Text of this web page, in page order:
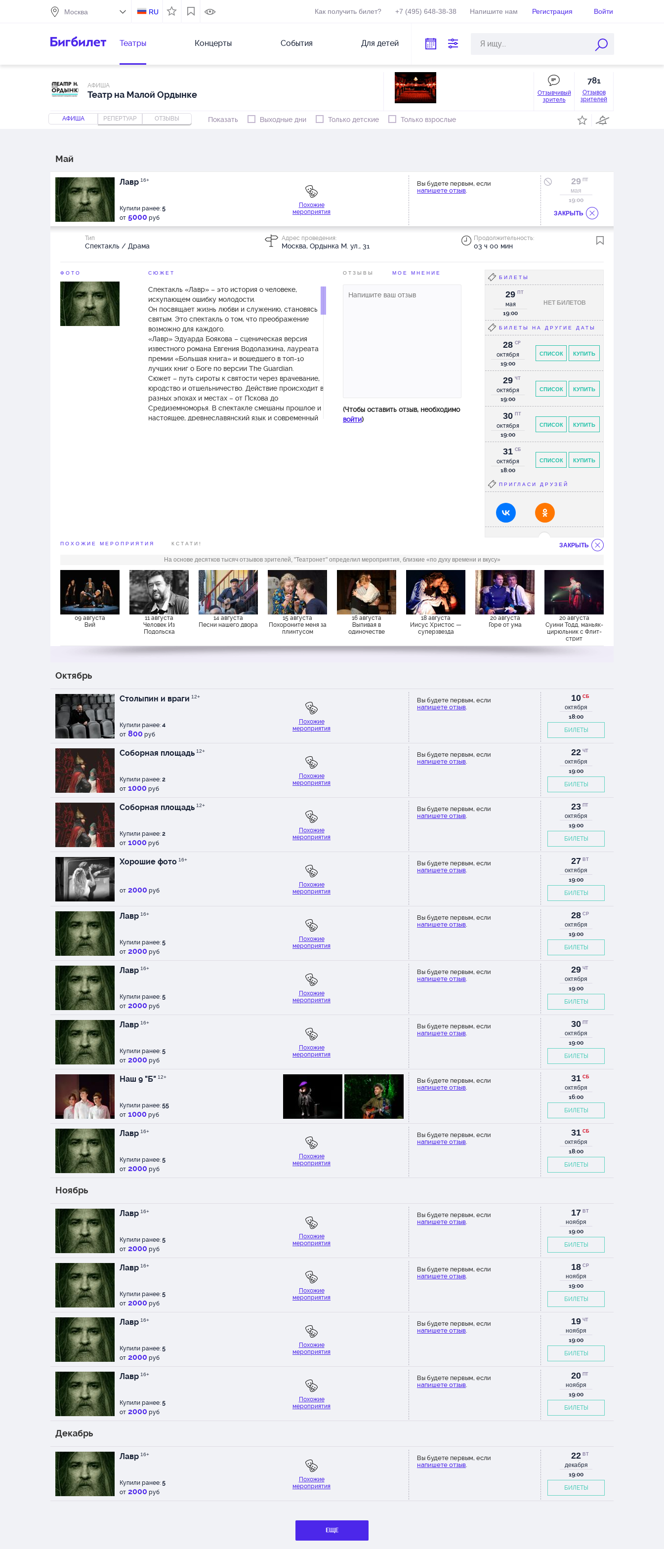
RU Как получить билет? +7 (495) 648-38-38 Напишите нам Регистрация Войти
Театры Концерты События Для детей
АФИША
Театр на Малой Ордынке
Отзывчивый
зритель
781
Отзывов
зрителей
АФИША РЕПЕРТУАР ОТЗЫВЫ Показать Выходные дни Только детские Только взрослые
Май
Лавр 16+
Купили ранее: 5
от 5000 руб
Похожие
мероприятия
Вы будете первым, если
напишете отзыв.
29 ПТ
мая
19:00
Тип
Спектакль / Драма
Адрес проведения:
Москва, Ордынка М. ул., 31
Продолжительность:
03 ч 00 мин
ЗАКРЫТЬ
ФОТО СЮЖЕТ
Спектакль «Лавр» – это история о человеке,
искупающем ошибку молодости.
Он посвящает жизнь любви и служению, становясь
святым. Это спектакль о том, что преображение
возможно для каждого.
«Лавр» Эдуарда Боякова – сценическая версия
известного романа Евгения Водолазкина, лауреата
премии «Большая книга» и вошедшего в топ-10
лучших книг о Боге по версии The Guardian.
Сюжет – путь сироты к святости через врачевание,
юродство и отшельничество. Действие происходит в
разных эпохах и местах – от Пскова до
Средиземноморья. В спектакле смешаны прошлое и
настоящее, древнеславянский язык и современный
ОТЗЫВЫ МОЕ МНЕНИЕ
(Чтобы оставить отзыв, необходимо
войти)
БИЛЕТЫ
НЕТ БИЛЕТОВ
29
мая
ПТ
19:00
БИЛЕТЫ НА ДРУГИЕ ДАТЫ
КУПИТЬ
СПИСОК
28
октября
СР
19:00
КУПИТЬ
СПИСОК
29
октября
ЧТ
19:00
КУПИТЬ
СПИСОК
30
октября
ПТ
19:00
КУПИТЬ
СПИСОК
31
октября
СБ
18:00
ПРИГЛАСИ ДРУЗЕЙ
ЗАКРЫТЬ
ПОХОЖИЕ МЕРОПРИЯТИЯ КСТАТИ!
На основе десятков тысяч отзывов зрителей, "Театронет" определил мероприятия, близкие «по духу времени и вкусу»
09 августа
Вий
11 августа
Человек Из
Подольска
14 августа
Песни нашего двора
15 августа
Похороните меня за
плинтусом
16 августа
Выпивая в
одиночестве
18 августа
Иисус Христос —
суперзвезда
20 августа
Горе от ума
20 августа
Суини Тодд, маньяк-
цирюльник с Флит-
стрит
Октябрь
Столыпин и враги 12+
Купили ранее: 4
от 800 руб
Похожие
мероприятия
Вы будете первым, если
напишете отзыв.
10 СБ
октября
18:00
БИЛЕТЫ
Соборная площадь 12+
Купили ранее: 2
от 1000 руб
Похожие
мероприятия
Вы будете первым, если
напишете отзыв.
22 ЧТ
октября
19:00
БИЛЕТЫ
Соборная площадь 12+
Купили ранее: 2
от 1000 руб
Похожие
мероприятия
Вы будете первым, если
напишете отзыв.
23 ПТ
октября
19:00
БИЛЕТЫ
Хорошие фото 16+
от 2000 руб
Похожие
мероприятия
Вы будете первым, если
напишете отзыв.
27 ВТ
октября
19:00
БИЛЕТЫ
Лавр 16+
Купили ранее: 5
от 2000 руб
Похожие
мероприятия
Вы будете первым, если
напишете отзыв.
28 СР
октября
19:00
БИЛЕТЫ
Лавр 16+
Купили ранее: 5
от 2000 руб
Похожие
мероприятия
Вы будете первым, если
напишете отзыв.
29 ЧТ
октября
19:00
БИЛЕТЫ
Лавр 16+
Купили ранее: 5
от 2000 руб
Похожие
мероприятия
Вы будете первым, если
напишете отзыв.
30 ПТ
октября
19:00
БИЛЕТЫ
Наш 9 "Б" 12+
Купили ранее: 55
от 1000 руб
Вы будете первым, если
напишете отзыв.
31 СБ
октября
16:00
БИЛЕТЫ
Лавр 16+
Купили ранее: 5
от 2000 руб
Похожие
мероприятия
Вы будете первым, если
напишете отзыв.
31 СБ
октября
18:00
БИЛЕТЫ
Ноябрь
Лавр 16+
Купили ранее: 5
от 2000 руб
Похожие
мероприятия
Вы будете первым, если
напишете отзыв.
17 ВТ
ноября
19:00
БИЛЕТЫ
Лавр 16+
Купили ранее: 5
от 2000 руб
Похожие
мероприятия
Вы будете первым, если
напишете отзыв.
18 СР
ноября
19:00
БИЛЕТЫ
Лавр 16+
Купили ранее: 5
от 2000 руб
Похожие
мероприятия
Вы будете первым, если
напишете отзыв.
19 ЧТ
ноября
19:00
БИЛЕТЫ
Лавр 16+
Купили ранее: 5
от 2000 руб
Похожие
мероприятия
Вы будете первым, если
напишете отзыв.
20 ПТ
ноября
19:00
БИЛЕТЫ
Декабрь
Лавр 16+
Купили ранее: 5
от 2000 руб
Похожие
мероприятия
Вы будете первым, если
напишете отзыв.
22 ВТ
декабря
19:00
БИЛЕТЫ
ЕЩЕ